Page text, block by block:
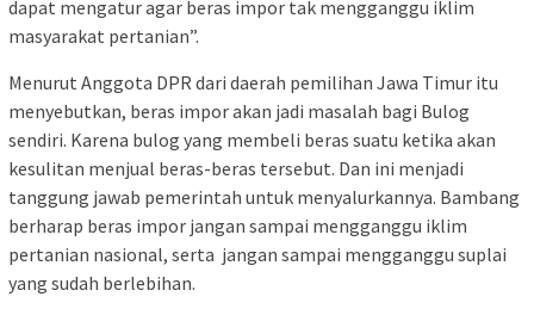
dapat mengatur agar beras impor tak mengganggu iklim
masyarakat pertanian”.
Menurut Anggota DPR dari daerah pemilihan Jawa Timur itu
menyebutkan, beras impor akan jadi masalah bagi Bulog
sendiri. Karena bulog yang membeli beras suatu ketika akan
kesulitan menjual beras-beras tersebut. Dan ini menjadi
tanggung jawab pemerintah untuk menyalurkannya. Bambang
berharap beras impor jangan sampai mengganggu iklim
pertanian nasional, serta jangan sampai mengganggu suplai
yang sudah berlebihan.